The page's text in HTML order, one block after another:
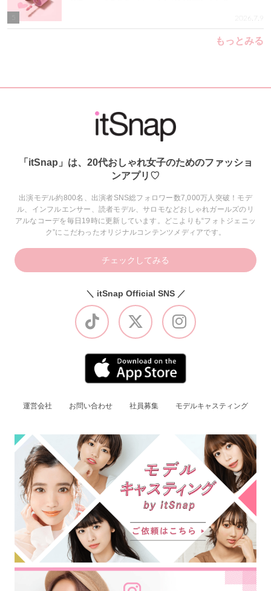
2026.7.9
もっとみる
「itSnap」は、20代おしゃれ女子のためのファッショ
ンアプリ♡
出演モデル約800名、出演者SNS総フォロワー数7,000万人突破！モデ
ル、インフルエンサー、読者モデル、サロモなどおしゃれガールズのリ
アルなコーデを毎日19時に更新しています。どこよりも“フォトジェニッ
ク”にこだわったオリジナルコンテンツメディアです。
チェックしてみる
＼ itSnap Official SNS ／
運営会社 お問い合わせ 社員募集 モデルキャスティング